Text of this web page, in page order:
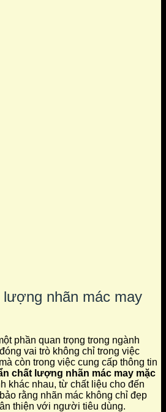
nhãn mác may
phần quan trọng trong ngành
vai trò không chỉ trong việc
còn trong việc cung cấp thông tin
chất lượng nhãn mác may mặc
khác nhau, từ chất liệu cho đến
rằng nhãn mác không chỉ đẹp
thiện với người tiêu dùng.